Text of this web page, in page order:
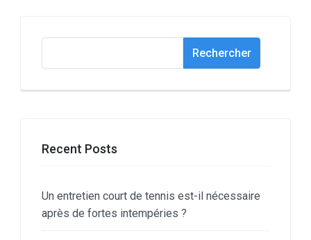
Rechercher
Recent Posts
Un entretien court de tennis est-il nécessaire
après de fortes intempéries ?